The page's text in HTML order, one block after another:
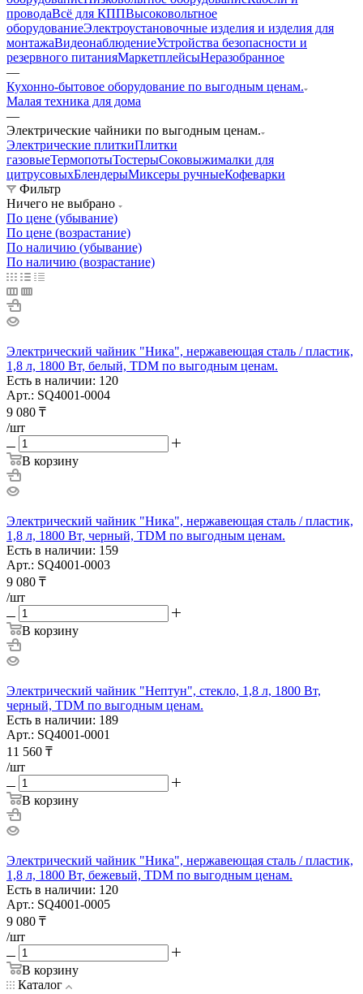
проводаВсё для КППВысоковольтное
оборудованиеЭлектроустановочные изделия и изделия для
монтажаВидеонаблюдениеУстройства безопасности и
резервного питанияМаркетплейсыНеразобранное
—
Кухонно-бытовое оборудование по выгодным ценам.
Малая техника для дома
—
Электрические чайники по выгодным ценам.
Электрические плиткиПлитки
газовыеТермопотыТостерыСоковыжималки для
цитрусовыхБлендерыМиксеры ручныеКофеварки
Фильтр
Ничего не выбрано
По цене (убывание)
По цене (возрастание)
По наличию (убывание)
По наличию (возрастание)
Электрический чайник "Ника", нержавеющая сталь / пластик,
1,8 л, 1800 Вт, белый, TDM по выгодным ценам.
Есть в наличии: 120
Арт.: SQ4001-0004
9 080 ₸
/шт
В корзину
Электрический чайник "Ника", нержавеющая сталь / пластик,
1,8 л, 1800 Вт, черный, TDM по выгодным ценам.
Есть в наличии: 159
Арт.: SQ4001-0003
9 080 ₸
/шт
В корзину
Электрический чайник "Нептун", стекло, 1,8 л, 1800 Вт,
черный, TDM по выгодным ценам.
Есть в наличии: 189
Арт.: SQ4001-0001
11 560 ₸
/шт
В корзину
Электрический чайник "Ника", нержавеющая сталь / пластик,
1,8 л, 1800 Вт, бежевый, TDM по выгодным ценам.
Есть в наличии: 120
Арт.: SQ4001-0005
9 080 ₸
/шт
В корзину
Каталог